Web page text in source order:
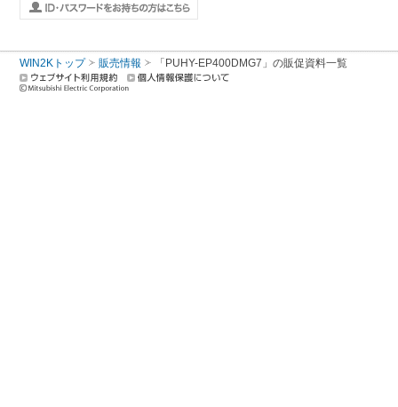
WIN2Kトップ 販売情報 「PUHY-EP400DMG7」の販促資料一覧